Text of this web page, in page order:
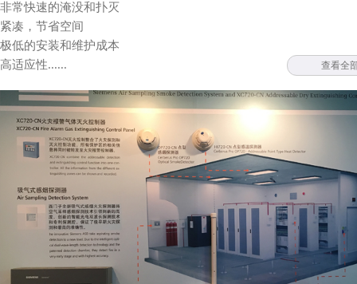
非常快速的淹没和扑灭
紧凑，节省空间
极低的安装和维护成本
高适应性......
查看全